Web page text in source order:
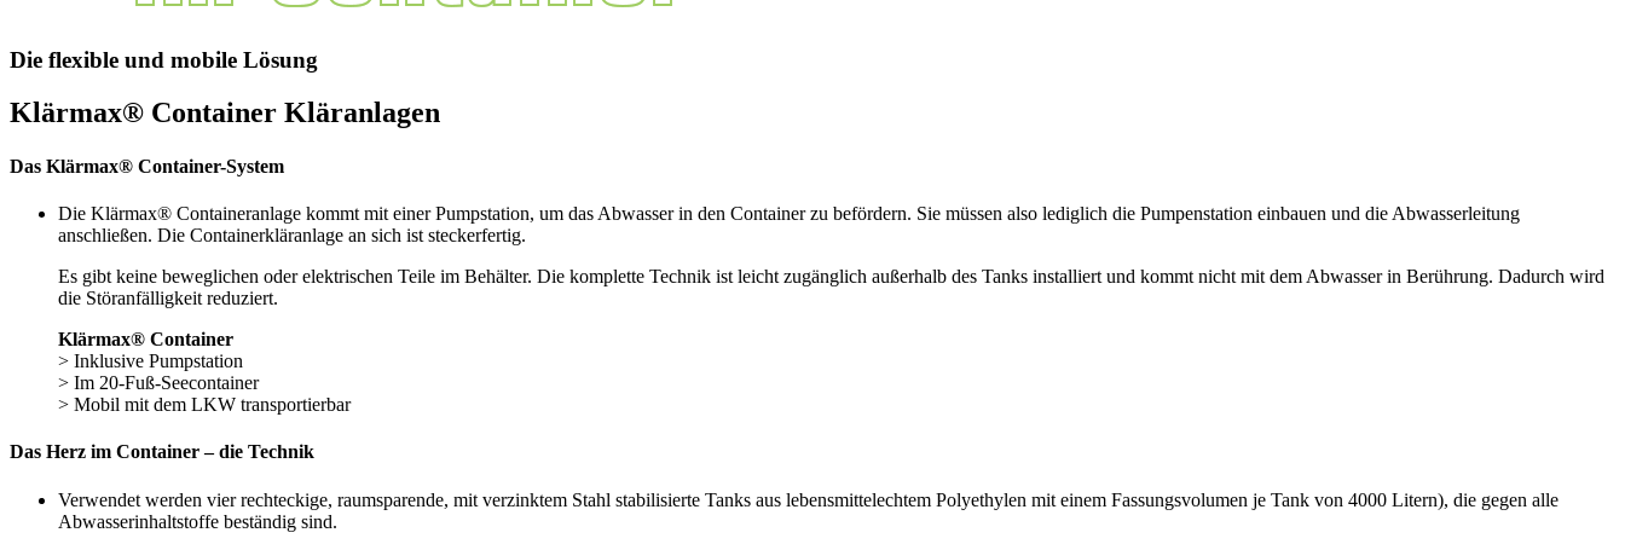
Die flexible und mobile Lösung
Klärmax® Container Kläranlagen
Das Klärmax® Container-System
Die Klärmax® Containeranlage kommt mit einer Pumpstation, um das Abwasser in den Container zu befördern. Sie müssen also lediglich die Pumpenstation einbauen und die Abwasserleitung
anschließen. Die Containerkläranlage an sich ist steckerfertig.
Es gibt keine beweglichen oder elektrischen Teile im Behälter. Die komplette Technik ist leicht zugänglich außerhalb des Tanks installiert und kommt nicht mit dem Abwasser in Berührung. Dadurch wird
die Störanfälligkeit reduziert.
Klärmax® Container
> Inklusive Pumpstation
> Im 20-Fuß-Seecontainer
> Mobil mit dem LKW transportierbar
Das Herz im Container – die Technik
Verwendet werden vier rechteckige, raumsparende, mit verzinktem Stahl stabilisierte Tanks aus lebensmittelechtem Polyethylen mit einem Fassungsvolumen je Tank von 4000 Litern), die gegen alle
Abwasserinhaltstoffe beständig sind.